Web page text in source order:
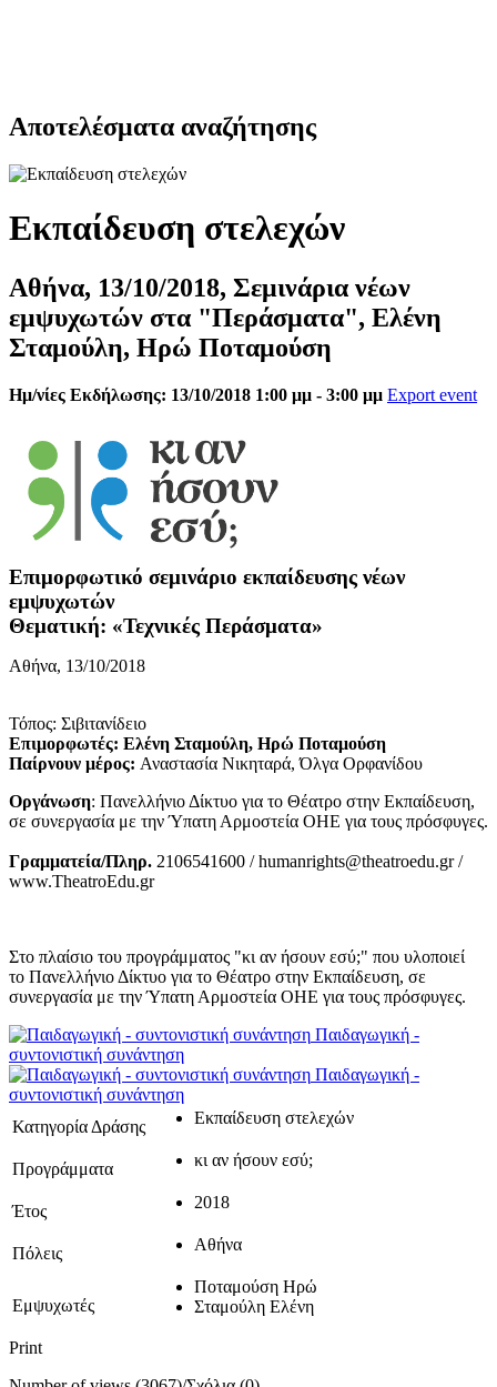
Αποτελέσματα αναζήτησης
Εκπαίδευση στελεχών
Αθήνα, 13/10/2018, Σεμινάρια νέων
εμψυχωτών στα "Περάσματα", Ελένη
Σταμούλη, Ηρώ Ποταμούση
Ημ/νίες Εκδήλωσης: 13/10/2018 1:00 μμ - 3:00 μμ Export event
Επιμορφωτικό σεμινάριο εκπαίδευσης νέων
εμψυχωτών
Θεματική: «Τεχνικές Περάσματα»
Αθήνα, 13/10/2018
Τόπος: Σιβιτανίδειο
Επιμορφωτές: Ελένη Σταμούλη, Ηρώ Ποταμούση
Παίρνουν μέρος: Αναστασία Νικηταρά, Όλγα Ορφανίδου
Οργάνωση: Πανελλήνιο Δίκτυο για το Θέατρο στην Εκπαίδευση,
σε συνεργασία με την Ύπατη Αρμοστεία ΟΗΕ για τους πρόσφυγες.
Γραμματεία/Πληρ. 2106541600 / humanrights@theatroedu.gr /
www.TheatroEdu.gr
Στο πλαίσιο του προγράμματος "κι αν ήσουν εσύ;" που υλοποιεί
το Πανελλήνιο Δίκτυο για το Θέατρο στην Εκπαίδευση, σε
συνεργασία με την Ύπατη Αρμοστεία ΟΗΕ για τους πρόσφυγες.
Παιδαγωγική -
συντονιστική συνάντηση
Παιδαγωγική -
συντονιστική συνάντηση
Κατηγορία Δράσης
Εκπαίδευση στελεχών
Προγράμματα κι αν ήσουν εσύ;
Έτος 2018
Πόλεις Αθήνα
Εμψυχωτές
Ποταμούση Ηρώ
Σταμούλη Ελένη
Print